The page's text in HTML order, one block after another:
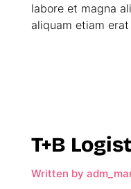
labore et magna
aliquam etiam
T+B
Written by